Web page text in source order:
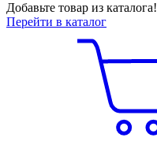
Добавьте товар из каталога!
Перейти в каталог